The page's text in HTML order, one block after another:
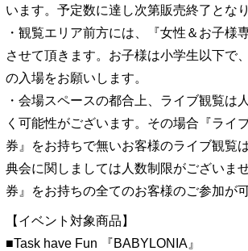
います。予定数に達し次第販売終了となり
・観覧エリア前方には、『女性＆お子様
させて頂きます。お子様は小学生以下で
の入場をお願いします。
・会場スペースの都合上、ライブ観覧は
く可能性がございます。その場合『ライ
券』をお持ちで無いお客様のライブ観覧
典会に関しましては人数制限がございま
券』をお持ちの全てのお客様のご参加が
【イベント対象商品】
■Task have Fun 『BABYLONIA』